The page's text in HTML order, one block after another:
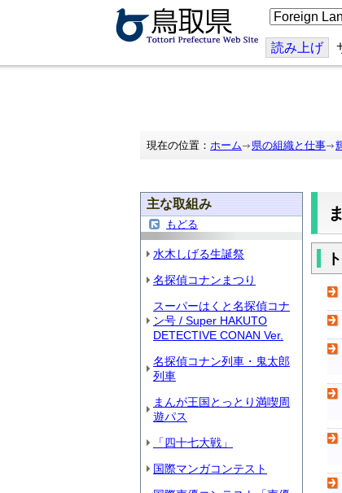
こ
の
ジ
を
読み上げ
現在の位置： ホーム 県の組織と仕事
主な取組み
もどる
水木しげる生誕祭
名探偵コナンまつり
スーパーはくと名探偵コナ
ン号 / Super HAKUTO
DETECTIVE CONAN Ver.
名探偵コナン列車・鬼太郎
列車
まんが王国とっとり満喫周
遊パス
「四十七大戦」
国際マンガコンテスト